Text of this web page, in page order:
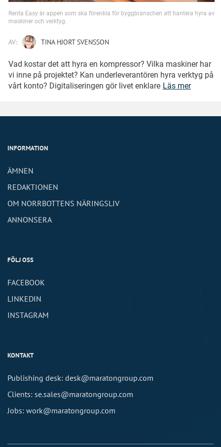
Renta Easy är appen som ska förenkla för byggbranschen att hantera hyra av
maskiner och verktyg.
AV: TINA HJORT SVENSSON
Vad kostar det att hyra en kompressor? Vilka maskiner har
vi inne på projektet? Kan underleverantören hyra verktyg på
vårt konto? Digitaliseringen gör livet enklare Läs mer
INFORMATION
ÄMNEN
REDAKTIONEN
OM NORRBOTTENS NÄRINGSLIV
ANNONSERA
FÖLJ OSS
FACEBOOK
LINKEDIN
INSTAGRAM
KONTAKT
Publishing desk: desk@maratongroup.com
Clients: se.sales@maratongroup.com
Jobs: work@maratongroup.com